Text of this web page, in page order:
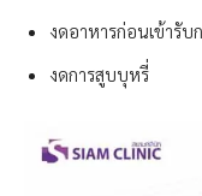
งดอาหารก่อนเข้ารั
งดการสูบบุหรี่